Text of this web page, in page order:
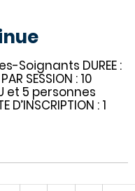
Soignants DUREE :
SESSION : 10
et 5 personnes
: 1